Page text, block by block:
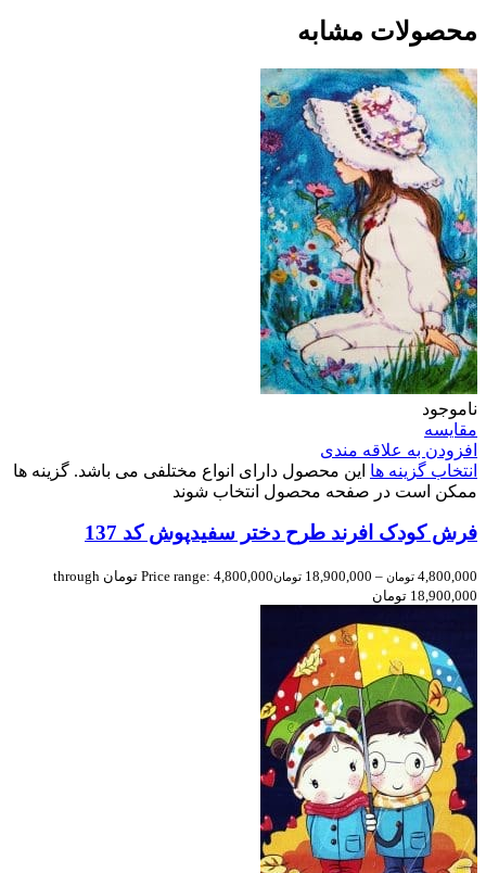
محصولات مشابه
ناموجود
مقایسه
افزودن به علاقه مندی
انتخاب گزینه ها این محصول دارای انواع مختلفی می باشد. گزینه ها
ممکن است در صفحه محصول انتخاب شوند
فرش کودک افرند طرح دختر سفیدپوش کد 137
4,800,000 تومان –
18,900,000 تومان
Price range: 4,800,000 تومان through
18,900,000 تومان